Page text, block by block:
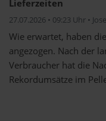
Lieferzeiten
27.07.2026 • 09:23 Uhr •
Wie erwartet, haben
angezogen. Nach der
Verbraucher hat die
Rekordumsätze im